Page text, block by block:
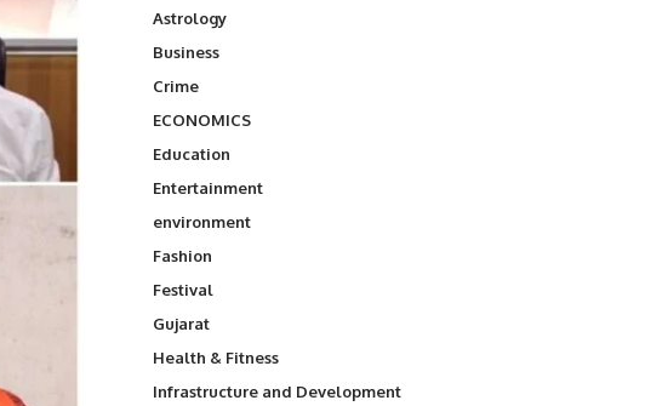
Astrology
Business
Crime
ECONOMICS
Education
Entertainment
environment
Fashion
Festival
Gujarat
Health & Fitness
Infrastructure and Development